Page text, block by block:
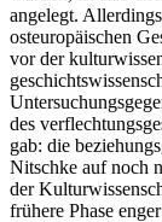
angelegt.
osteuropäischen
vor der
des
gab: die
Nitschke auf noch
der
frühere Phase